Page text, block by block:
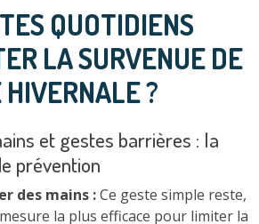
QUOTIDIENS
LA SURVENUE DE
?
et gestes barrières : la
prévention
des mains :Ce geste simple reste,
la plus efficace pour limiter la